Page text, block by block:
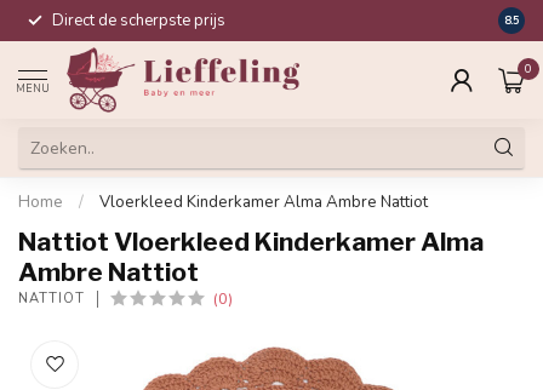
Direct de scherpste prijs 8.5
MENU
0
Home / Vloerkleed Kinderkamer Alma Ambre Nattiot
Nattiot Vloerkleed Kinderkamer Alma
Ambre Nattiot
NATTIOT (0)